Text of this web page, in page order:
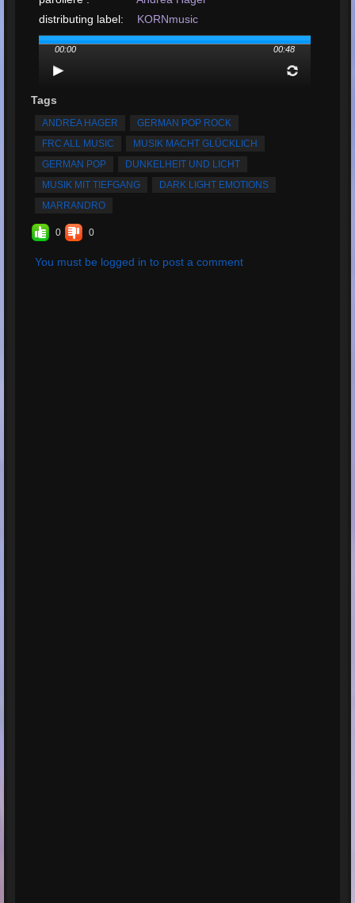
distributing label:
KORNmusic
Masterizzazione
disposizione da:
KORNmusic
Data di
caricamento o di
rilascio:
May, 2026
Valutazione media:
00:00 00:48
Tags
ANDREA HAGER
GERMAN POP ROCK
FRC ALL MUSIC
MUSIK MACHT GLÜCKLICH
GERMAN POP
DUNKELHEIT UND LICHT
MUSIK MIT TIEFGANG
DARK LIGHT EMOTIONS
MARRANDRO
0 0
You must be logged in to post a comment